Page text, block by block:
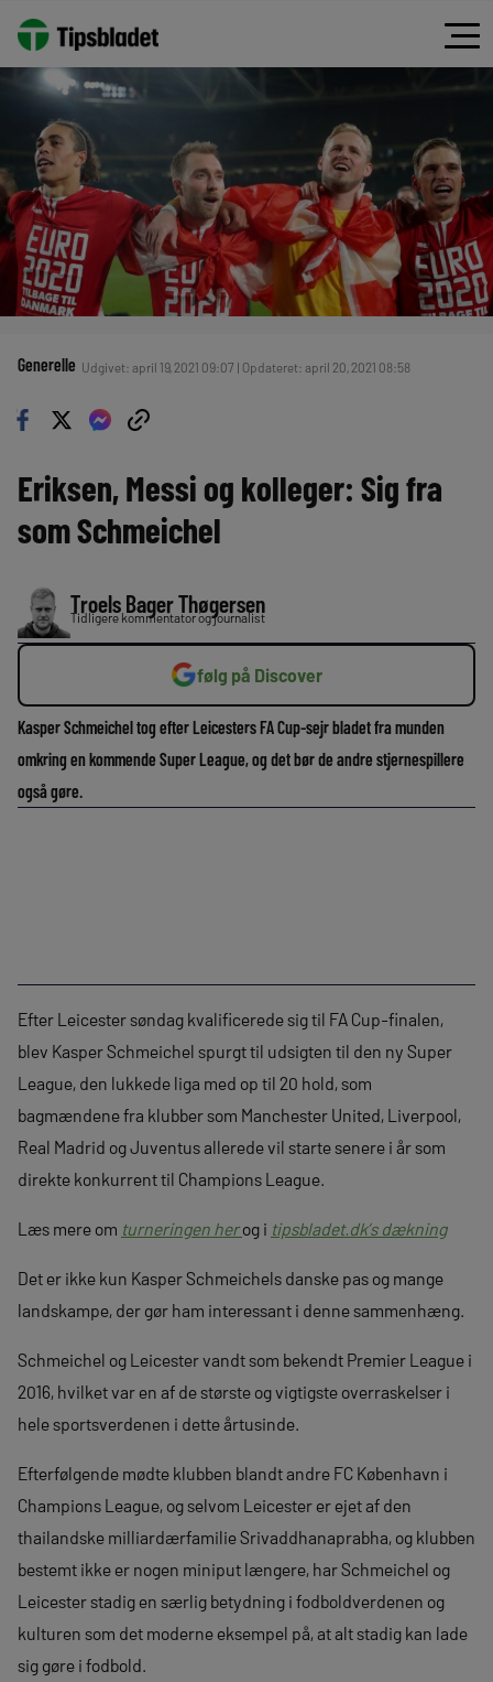
Generelle Udgivet: april 19, 2021 09:07 | Opdateret: april 20, 2021 08:58
Eriksen, Messi og kolleger: Sig fra
som Schmeichel
Troels Bager Thøgersen
Tidligere kommentator og journalist
følg på Discover
Kasper Schmeichel tog efter Leicesters FA Cup-sejr bladet fra munden
omkring en kommende Super League, og det bør de andre stjernespillere
også gøre.
Efter Leicester søndag kvalificerede sig til FA Cup-finalen,
blev Kasper Schmeichel spurgt til udsigten til den ny Super
League, den lukkede liga med op til 20 hold, som
bagmændene fra klubber som Manchester United, Liverpool,
Real Madrid og Juventus allerede vil starte senere i år som
direkte konkurrent til Champions League.
Læs mere om turneringen herog i tipsbladet.dk’s dækning
Det er ikke kun Kasper Schmeichels danske pas og mange
landskampe, der gør ham interessant i denne sammenhæng.
Schmeichel og Leicester vandt som bekendt Premier League i
2016, hvilket var en af de største og vigtigste overraskelser i
hele sportsverdenen i dette årtusinde.
Efterfølgende mødte klubben blandt andre FC København i
Champions League, og selvom Leicester er ejet af den
thailandske milliardærfamilie Srivaddhanaprabha, og klubben
bestemt ikke er nogen miniput længere, har Schmeichel og
Leicester stadig en særlig betydning i fodboldverdenen og
kulturen som det moderne eksempel på, at alt stadig kan lade
sig gøre i fodbold.